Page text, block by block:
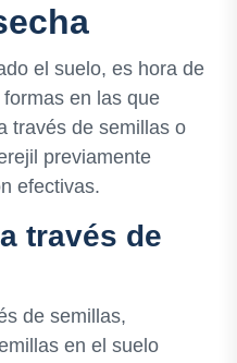
el suelo, es hora de
en las que
través de semillas o
previamente
efectivas.
través de
de semillas,
en el suelo